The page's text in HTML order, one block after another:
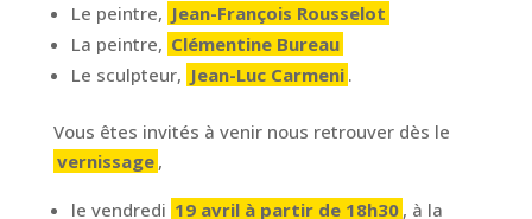
Le peintre, Jean-François Rousselot
La peintre, Clémentine Bureau
Le sculpteur, Jean-Luc Carmeni .
Vous êtes invités à venir nous retrouver dès le
vernissage ,
le vendredi 19 avril à partir de 18h30 , à la